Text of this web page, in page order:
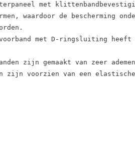
met
waardoor de bescherming
met D-ringsluiting heeft
zijn gemaakt van zeer
zijn voorzien van een